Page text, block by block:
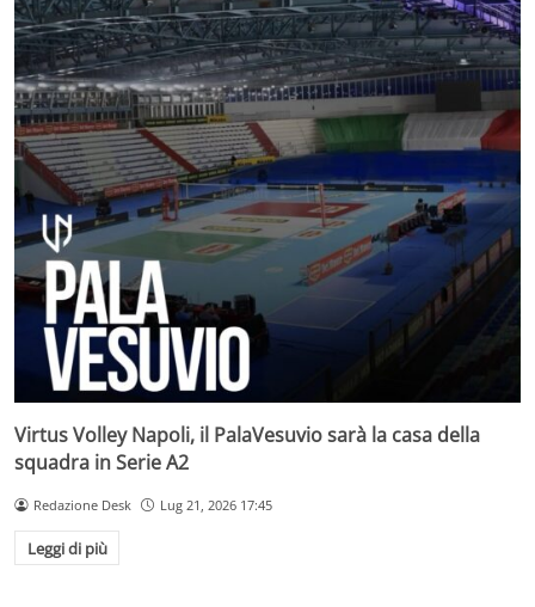
Virtus Volley Napoli, il PalaVesuvio sarà la casa della
squadra in Serie A2
Redazione Desk Lug 21, 2026 17:45
Leggi di più